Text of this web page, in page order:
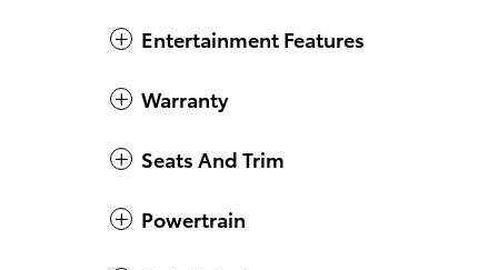
Entertainment Features
Warranty
Seats And Trim
Powertrain